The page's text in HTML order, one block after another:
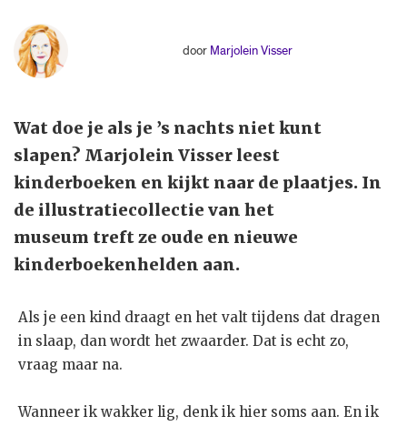
door Marjolein Visser
Wat doe je als je ’s nachts niet kunt
slapen? Marjolein Visser leest
kinderboeken en kijkt naar de plaatjes. In
de illustratiecollectie van het
museum treft ze oude en nieuwe
kinderboekenhelden aan.
Als je een kind draagt en het valt tijdens dat dragen
in slaap, dan wordt het zwaarder. Dat is echt zo,
vraag maar na.
Wanneer ik wakker lig, denk ik hier soms aan. En ik